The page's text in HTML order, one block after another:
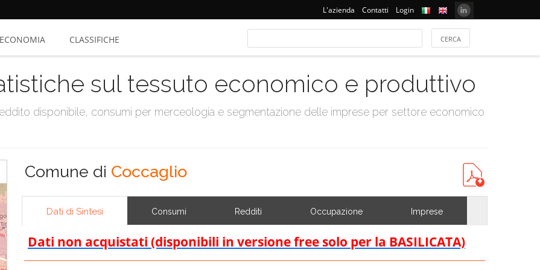
L'azienda Contatti Login
ECONOMIA CLASSIFICHE
sul tessuto economico e produttivo
disponibile, consumi per merceologia e segmentazione delle imprese per settore economico
Comune di Coccaglio
Dati di Sintesi Consumi Redditi Occupazione Imprese
Dati non acquistati (disponibili in versione free solo per la BASILICATA)